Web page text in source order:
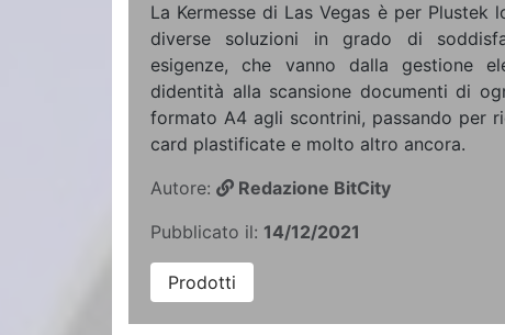
La Kermesse di Las Vegas è per Plustek
diverse soluzioni in grado di
esigenze, che vanno dalla gestione
didentità alla scansione documenti di
formato A4 agli scontrini, passando per
card plastificate e molto altro ancora.
Autore:
Redazione BitCity
Pubblicato il: 14/12/2021
Prodotti